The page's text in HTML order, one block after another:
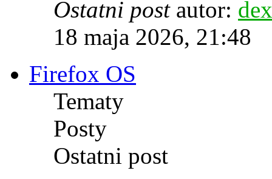
Ostatni postautor:
18 maja 2026, 21:48
Firefox OS
Tematy
Posty
Ostatni post